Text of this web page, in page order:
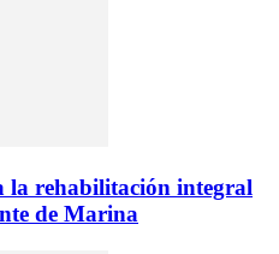
la rehabilitación integral
de Marina